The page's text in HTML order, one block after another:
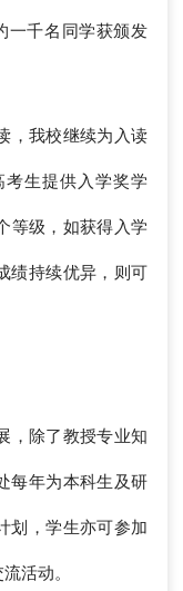
一千名同学获颁发
，我校继续为入读
考生提供入学奖学
等级，如获得入学
绩持续优异，则可
，除了教授专业知
每年为本科生及研
划，学生亦可参加
活动。